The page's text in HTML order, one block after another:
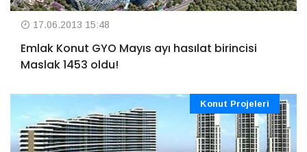
17.06.2013 15:48
Emlak Konut GYO Mayıs ayı hasılat birincisi
Maslak 1453 oldu!
Konut Projeleri